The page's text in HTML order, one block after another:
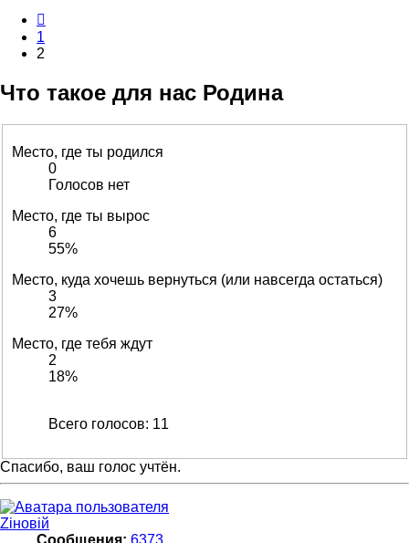
1
2
Что такое для нас Родина
Место, где ты родился
0
Голосов нет
Место, где ты вырос
6
55%
Место, куда хочешь вернуться (или навсегда остаться)
3
27%
Место, где тебя ждут
2
18%
Всего голосов: 11
Спасибо, ваш голос учтён.
Zіновій